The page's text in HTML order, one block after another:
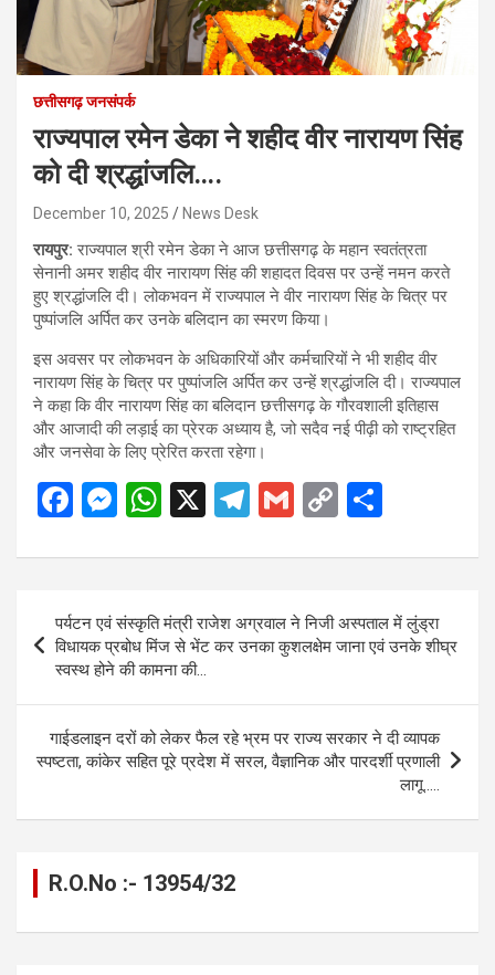
छत्तीसगढ़ जनसंपर्क
राज्यपाल रमेन डेका ने शहीद वीर नारायण सिंह
को दी श्रद्धांजलि….
December 10, 2025 News Desk
रायपुर:राज्यपाल श्री रमेन डेका ने आज छत्तीसगढ़ के महान स्वतंत्रता
सेनानी अमर शहीद वीर नारायण सिंह की शहादत दिवस पर उन्हें नमन करते
हुए श्रद्धांजलि दी। लोकभवन में राज्यपाल ने वीर नारायण सिंह के चित्र पर
पुष्पांजलि अर्पित कर उनके बलिदान का स्मरण किया।
इस अवसर पर लोकभवन के अधिकारियों और कर्मचारियों ने भी शहीद वीर
नारायण सिंह के चित्र पर पुष्पांजलि अर्पित कर उन्हें श्रद्धांजलि दी। राज्यपाल
ने कहा कि वीर नारायण सिंह का बलिदान छत्तीसगढ़ के गौरवशाली इतिहास
और आजादी की लड़ाई का प्रेरक अध्याय है, जो सदैव नई पीढ़ी को राष्ट्रहित
और जनसेवा के लिए प्रेरित करता रहेगा।
F
ce
o
o
k
M
se
n
g
er
W
at
s
A
p
p
X
T
e
a
G
ail
C
py
n
ar
e
Post
navigation
पर्यटन एवं संस्कृति मंत्री राजेश अग्रवाल ने निजी अस्पताल में लुंड्रा
विधायक प्रबोध मिंज से भेंट कर उनका कुशलक्षेम जाना एवं उनके शीघ्र
स्वस्थ होने की कामना की…
गाईडलाइन दरों को लेकर फैल रहे भ्रम पर राज्य सरकार ने दी व्यापक
स्पष्टता, कांकेर सहित पूरे प्रदेश में सरल, वैज्ञानिक और पारदर्शी प्रणाली
लागू…..
R.O.No :- 13954/32